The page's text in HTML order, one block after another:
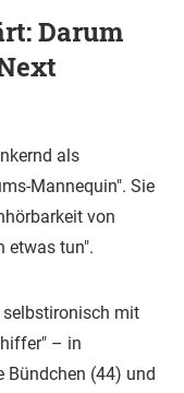
Darum
als
Mannequin". Sie
von
etwas tun".
selbstironisch mit
– in
Bündchen (44) und